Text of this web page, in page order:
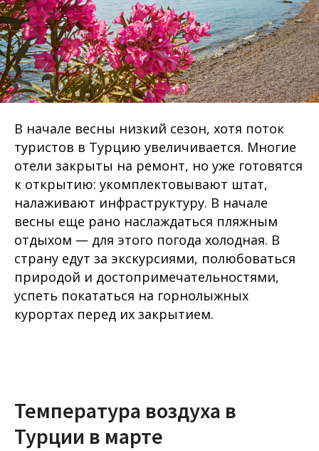
В начале весны низкий сезон, хотя поток
туристов в Турцию увеличивается. Многие
отели закрыты на ремонт, но уже готовятся
к открытию: укомплектовывают штат,
налаживают инфраструктуру. В начале
весны еще рано наслаждаться пляжным
отдыхом — для этого погода холодная. В
страну едут за экскурсиями, полюбоваться
природой и достопримечательностями,
успеть покататься на горнолыжных
курортах перед их закрытием.
Температура воздуха в
Турции в марте